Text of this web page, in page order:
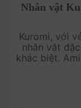
Nhân vật
Kuromi, với
nhân vật
khác biệt.